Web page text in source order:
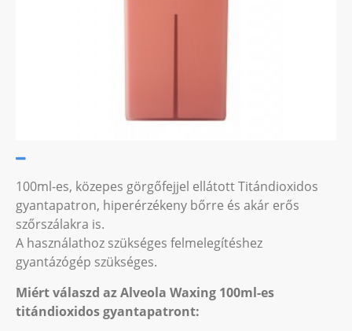
100ml-es, közepes görgőfejjel ellátott Titándioxidos
gyantapatron, hiperérzékeny bőrre és akár erős
szőrszálakra is.
A használathoz szükséges felmelegítéshez
gyantázógép szükséges.
Miért válaszd az Alveola Waxing 100ml-es
titándioxidos gyantapatront: